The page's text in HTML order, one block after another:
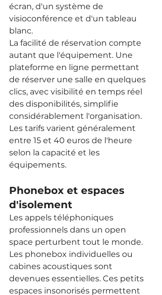
écran, d'un système de
visioconférence et d'un tableau
blanc.
La facilité de réservation compte
autant que l'équipement. Une
plateforme en ligne permettant
de réserver une salle en quelques
clics, avec visibilité en temps réel
des disponibilités, simplifie
considérablement l'organisation.
Les tarifs varient généralement
entre 15 et 40 euros de l'heure
selon la capacité et les
équipements.
Phonebox et espaces
d'isolement
Les appels téléphoniques
professionnels dans un open
space perturbent tout le monde.
Les phonebox individuelles ou
cabines acoustiques sont
devenues essentielles. Ces petits
espaces insonorisés permettent